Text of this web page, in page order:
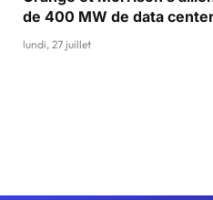
de 400 MW de data
lundi, 27 juillet